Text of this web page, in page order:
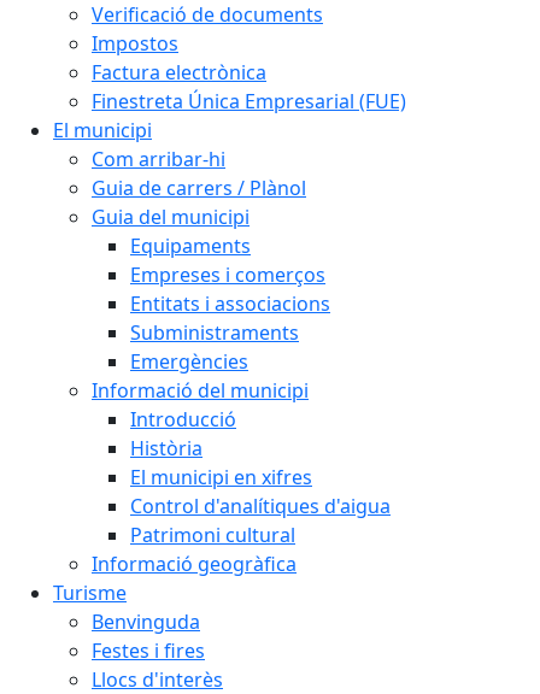
Verificació de documents
Impostos
Factura electrònica
Finestreta Única Empresarial (FUE)
El municipi
Com arribar-hi
Guia de carrers / Plànol
Guia del municipi
Equipaments
Empreses i comerços
Entitats i associacions
Subministraments
Emergències
Informació del municipi
Introducció
Història
El municipi en xifres
Control d'analítiques d'aigua
Patrimoni cultural
Informació geogràfica
Turisme
Benvinguda
Festes i fires
Llocs d'interès